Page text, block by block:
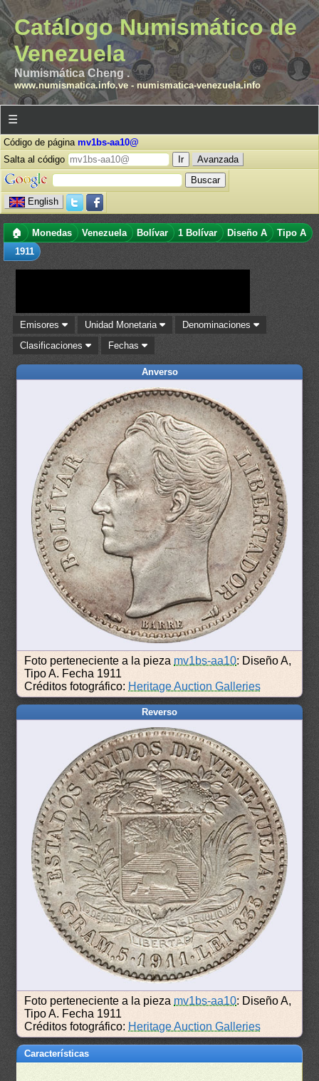
Catálogo Numismático de
Venezuela
Numismática Cheng .
www.numismatica.info.ve- numismatica-venezuela.info
☰
Código de página mv1bs-aa10@
Salta al código
Avanzada
English
🏠 Monedas Venezuela Bolívar 1 Bolívar Diseño A
Tipo A
1911
Emisores Unidad Monetaria
Denominaciones
Clasificaciones
Fechas
Anverso
Foto perteneciente a la pieza mv1bs-aa10: Diseño A,
Tipo A. Fecha 1911
Créditos fotográfico: Heritage Auction Galleries
Reverso
Foto perteneciente a la pieza mv1bs-aa10: Diseño A,
Tipo A. Fecha 1911
Créditos fotográfico: Heritage Auction Galleries
Características